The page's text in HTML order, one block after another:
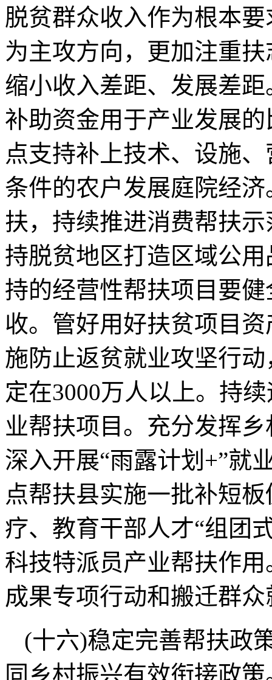
脱贫群众收入作为根本
为主攻方向，更加注重
缩小收入差距、发展差
补助资金用于产业发展
点支持补上技术、设施
条件的农户发展庭院经
扶，持续推进消费帮扶
持脱贫地区打造区域公
持的经营性帮扶项目要
收。管好用好扶贫项目
施防止返贫就业攻坚行
定在3000万人以上。持
业帮扶项目。充分发挥
深入开展“雨露计划+”就
点帮扶县实施一批补短
疗、教育干部人才“组团
科技特派员产业帮扶作
成果专项行动和搬迁群
(十六)稳定完善帮扶政
同乡村振兴有效衔接政